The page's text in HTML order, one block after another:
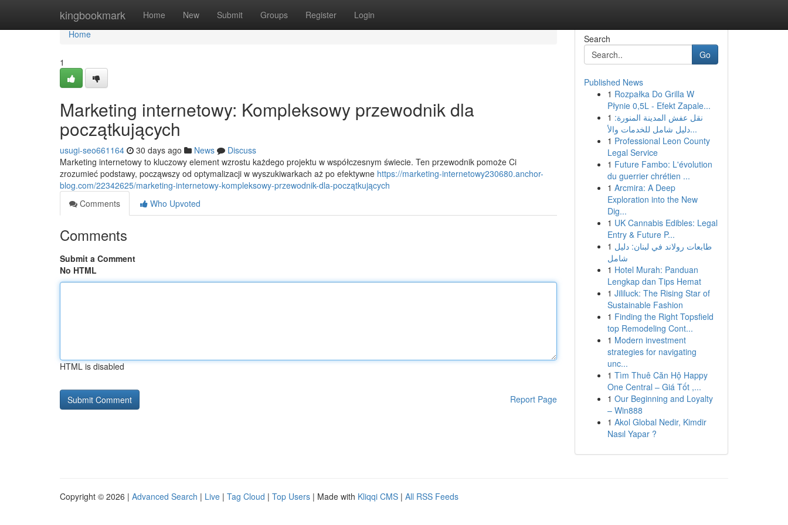
kingbookmark Home New Submit Groups Register Login
Home
Home
1
Marketing internetowy: Kompleksowy przewodnik dla
początkujących
usugi-seo661164 30 days ago News
Discuss
Marketing internetowy to kluczowy element wzrostu każdego projektu w współczesnym świecie. Ten przewodnik pomoże Ci
zrozumieć podstawy, począwszy od optymalizacji w wyszukiwarkach aż po efektywne https://marketing-internetowy230680.anchor-
blog.com/22342625/marketing-internetowy-kompleksowy-przewodnik-dla-początkujących
Comments
Who Upvoted
Comments
Submit a Comment
No HTML
HTML is disabled
Report Page
Search
Go
Published News
1 Rozpałka Do Grilla W
Płynie 0,5L - Efekt Zapale...
1 نقل عفش المدينة المنورة:
دليل شامل للخدمات والأ...
1 Professional Leon County
Legal Service
1 Future Fambo: L'évolution
du guerrier chrétien ...
1 Arcmira: A Deep
Exploration into the New
Dig...
1 UK Cannabis Edibles: Legal
Entry & Future P...
1 طابعات رولاند في لبنان: دليل
شامل
1 Hotel Murah: Panduan
Lengkap dan Tips Hemat
1 Jililuck: The Rising Star of
Sustainable Fashion
1 Finding the Right Topsfield
top Remodeling Cont...
1 Modern investment
strategies for navigating
unc...
1 Tìm Thuê Căn Hộ Happy
One Central – Giá Tốt ,...
1 Our Beginning and Loyalty
– Win888
1 Akol Global Nedir, Kimdir
Nasıl Yapar ?
Copyright © 2026 | Advanced Search | Live | Tag Cloud | Top Users | Made with Kliqqi CMS | All RSS Feeds